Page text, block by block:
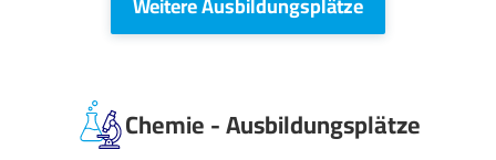
Chemie - Ausbildungsplätze